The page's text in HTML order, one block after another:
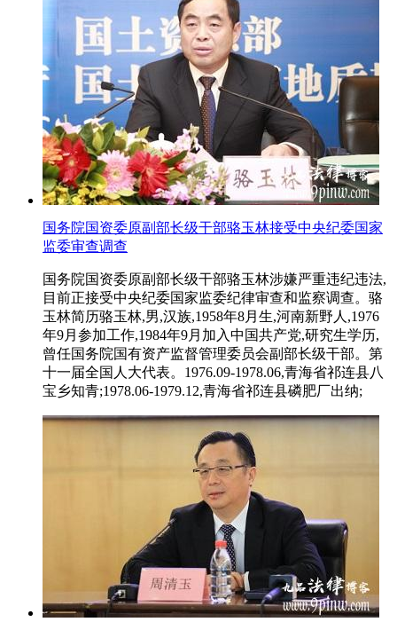
国务院国资委原副部长级干部骆玉林接受中央纪委国家
监委审查调查
国务院国资委原副部长级干部骆玉林涉嫌严重违纪违法,
目前正接受中央纪委国家监委纪律审查和监察调查。骆
玉林简历骆玉林,男,汉族,1958年8月生,河南新野人,1976
年9月参加工作,1984年9月加入中国共产党,研究生学历,
曾任国务院国有资产监督管理委员会副部长级干部。第
十一届全国人大代表。1976.09-1978.06,青海省祁连县八
宝乡知青;1978.06-1979.12,青海省祁连县磷肥厂出纳;